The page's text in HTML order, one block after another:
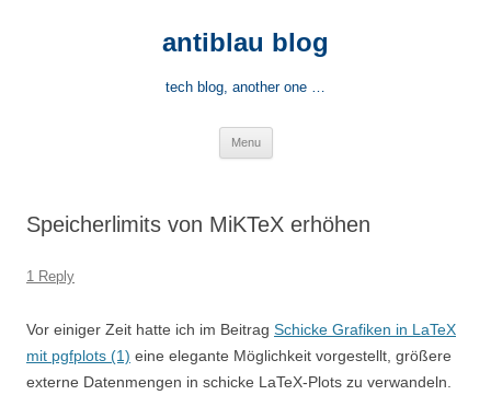
antiblau blog
tech blog, another one …
Menu
Speicherlimits von MiKTeX erhöhen
1 Reply
Vor einiger Zeit hatte ich im Beitrag Schicke Grafiken in LaTeX
mit pgfplots (1) eine elegante Möglichkeit vorgestellt, größere
externe Datenmengen in schicke LaTeX-Plots zu verwandeln.